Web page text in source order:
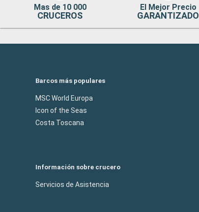
Mas de 10 000
CRUCEROS
El Mejor Precio
GARANTIZADO
Barcos más populares
MSC World Europa
Icon of the Seas
Costa Toscana
Información sobre crucero
Servicios de Asistencia